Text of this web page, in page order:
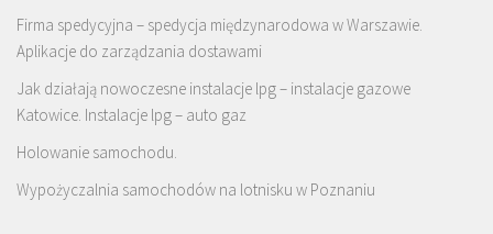
Firma spedycyjna – spedycja międzynarodowa w Warszawie.
Aplikacje do zarządzania dostawami
Jak działają nowoczesne instalacje lpg – instalacje gazowe
Katowice. Instalacje lpg – auto gaz
Holowanie samochodu.
Wypożyczalnia samochodów na lotnisku w Poznaniu